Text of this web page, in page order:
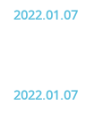
2022.01.07
2022.01.07